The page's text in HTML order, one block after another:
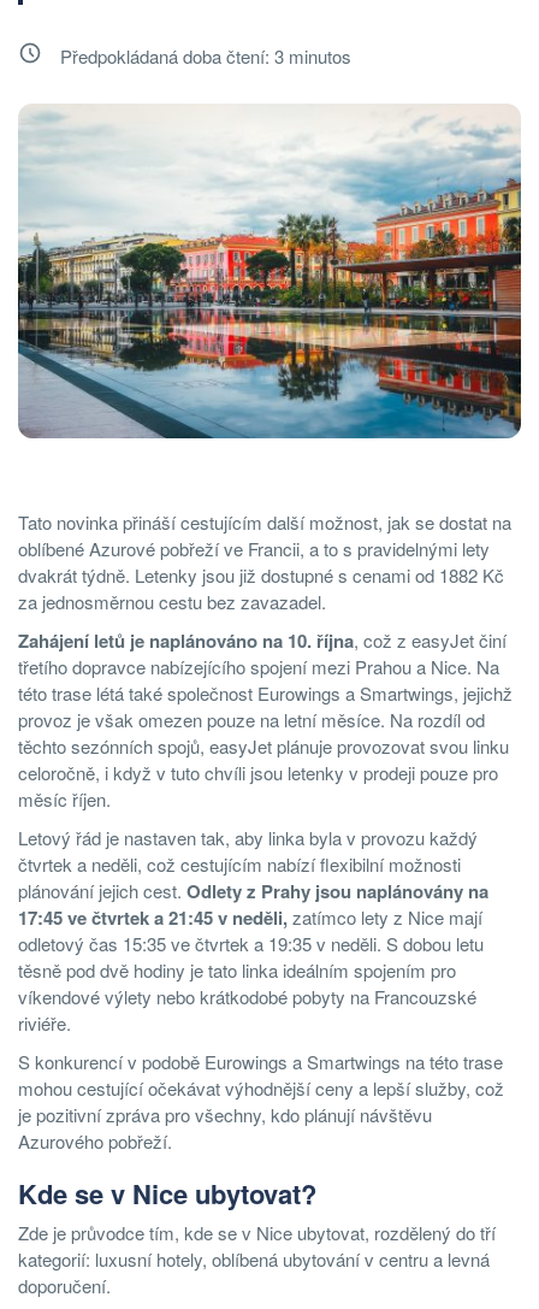
Předpokládaná doba čtení: 3 minutos
Tato novinka přináší cestujícím další možnost, jak se dostat na
oblíbené Azurové pobřeží ve Francii, a to s pravidelnými lety
dvakrát týdně. Letenky jsou již dostupné s cenami od 1882 Kč
za jednosměrnou cestu bez zavazadel.
Zahájení letů je naplánováno na 10. října, což z easyJet činí
třetího dopravce nabízejícího spojení mezi Prahou a Nice. Na
této trase létá také společnost Eurowings a Smartwings, jejichž
provoz je však omezen pouze na letní měsíce. Na rozdíl od
těchto sezónních spojů, easyJet plánuje provozovat svou linku
celoročně, i když v tuto chvíli jsou letenky v prodeji pouze pro
měsíc říjen.
Letový řád je nastaven tak, aby linka byla v provozu každý
čtvrtek a neděli, což cestujícím nabízí flexibilní možnosti
plánování jejich cest. Odlety z Prahy jsou naplánovány na
17:45 ve čtvrtek a 21:45 v neděli,zatímco lety z Nice mají
odletový čas 15:35 ve čtvrtek a 19:35 v neděli. S dobou letu
těsně pod dvě hodiny je tato linka ideálním spojením pro
víkendové výlety nebo krátkodobé pobyty na Francouzské
riviéře.
S konkurencí v podobě Eurowings a Smartwings na této trase
mohou cestující očekávat výhodnější ceny a lepší služby, což
je pozitivní zpráva pro všechny, kdo plánují návštěvu
Azurového pobřeží.
Kde se v Nice ubytovat?
Zde je průvodce tím, kde se v Nice ubytovat, rozdělený do tří
kategorií: luxusní hotely, oblíbená ubytování v centru a levná
doporučení.